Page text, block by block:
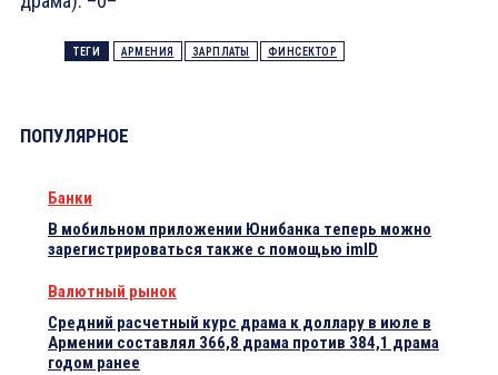
ТЕГИ АРМЕНИЯ ЗАРПЛАТЫ ФИНСЕКТОР
ПОПУЛЯРНОЕ
Банки
В мобильном приложении Юнибанка теперь можно
зарегистрироваться также с помощью imID
Валютный рынок
Средний расчетный курс драма к доллару в июле в
Армении составлял 366,8 драма против 384,1 драма
годом ранее